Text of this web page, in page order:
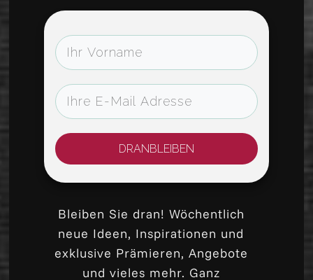
DRANBLEIBEN
Bleiben Sie dran! Wöchentlich
neue Ideen, Inspirationen und
exklusive Prämieren, Angebote
und vieles mehr. Ganz